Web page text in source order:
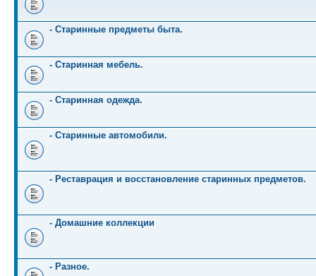
- Старинные предметы быта.
- Старинная мебель.
- Старинная одежда.
- Старинные автомобили.
- Реставрация и восстановление старинных предметов.
- Домашние коллекции
- Разное.